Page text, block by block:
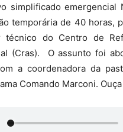
simplificado emergencial
temporária de 40 horas,
técnico do Centro de
(Cras). O assunto foi
a coordenadora da
Comando Marconi.